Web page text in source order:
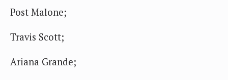
Post Malone;
Travis Scott;
Ariana Grande;